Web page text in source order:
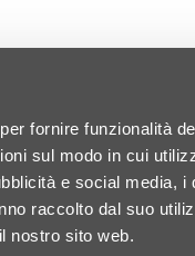
fornire funzionalità
sul modo in cui
e social media, i
raccolto dal suo
nostro sito web.